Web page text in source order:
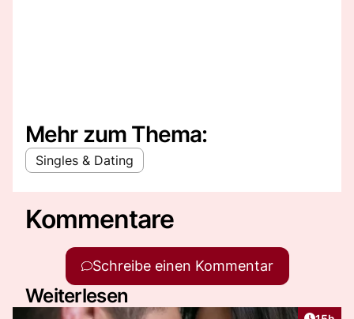
Mehr zum Thema:
Singles & Dating
Kommentare
Schreibe einen Kommentar
Weiterlesen